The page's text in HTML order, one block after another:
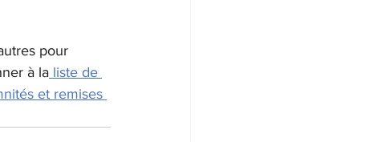
pour
à la liste de
et remises